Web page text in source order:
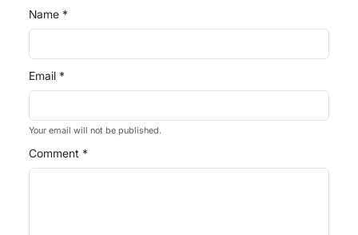
Name *
Email *
Your email will not be published.
Comment *